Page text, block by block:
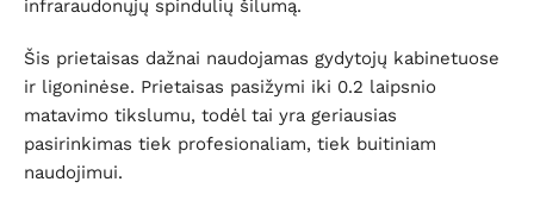
infraraudonųjų spindulių šilumą.
Šis prietaisas dažnai naudojamas gydytojų kabinetuose
ir ligoninėse. Prietaisas pasižymi iki 0.2 laipsnio
matavimo tikslumu, todėl tai yra geriausias
pasirinkimas tiek profesionaliam, tiek buitiniam
naudojimui.